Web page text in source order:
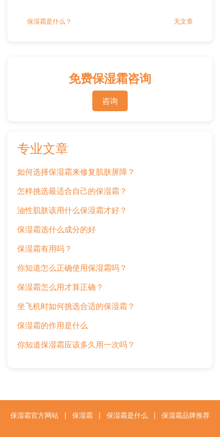
保湿霜是什么？ 无文章
免费保湿霜咨询
咨询
专业文章
如何选择保湿霜来修复肌肤屏障？
怎样挑选最适合自己的保湿霜？
油性肌肤该用什么保湿霜才好？
保湿霜选什么成分的好
保湿霜有用吗？
你知道怎么正确使用保湿霜吗？
保湿霜怎么用才算正确？
坐飞机时如何挑选合适的保湿霜？
保湿霜的作用是什么
你知道保湿霜应该多久用一次吗？
保湿霜官方网站 | 保湿霜 | 保湿霜是什么 | 保湿霜品牌推荐